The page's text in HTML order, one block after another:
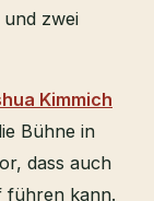
zwei
Kimmich
Bühne in
dass auch
führen kann.